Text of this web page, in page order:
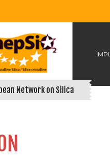
Network on Silica